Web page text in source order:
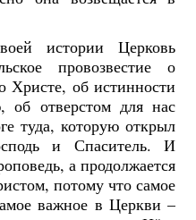
истории Церковь
провозвестие о
Христе, об истинности
об отверстом для нас
туда, которую открыл
и Спаситель. И
а продолжается
потому что самое
важное в Церкви –